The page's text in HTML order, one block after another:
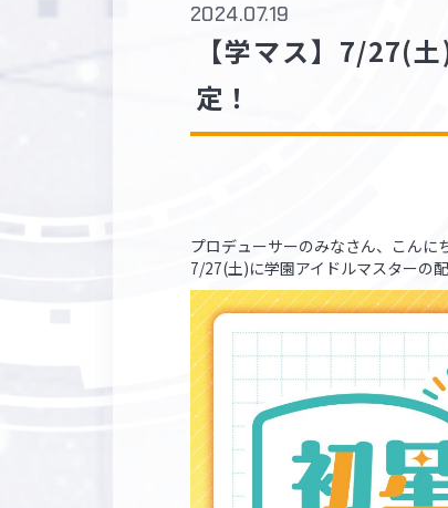
2024.07.19
【学マス】7/27(
定！
プロデューサーのみなさん、こんに
7/27(土)に学園アイドルマスターの